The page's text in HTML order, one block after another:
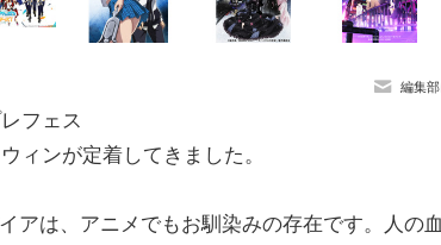
編集
フェス
ィンが定着してきました。
アは、アニメでもお馴染みの存在です。人の